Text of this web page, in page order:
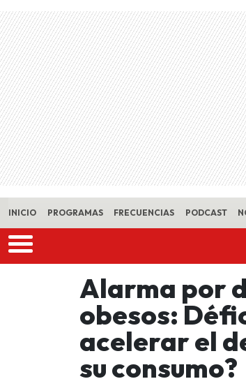
Skip to main content
INICIO PROGRAMAS FRECUENCIAS PODCAST
Alarma por
obesos:
acelerar el
su consumo?